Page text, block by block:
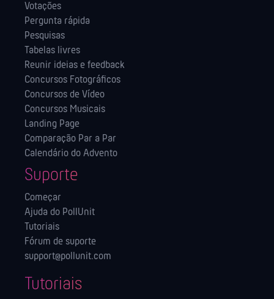
Votações
Pergunta rápida
Pesquisas
Tabelas livres
Reunir ideias e feedback
Concursos Fotográficos
Concursos de Vídeo
Concursos Musicais
Landing Page
Comparação Par a Par
Calendário do Advento
Suporte
Começar
Ajuda do PollUnit
Tutoriais
Fórum de suporte
support@pollunit.com
Tutoriais